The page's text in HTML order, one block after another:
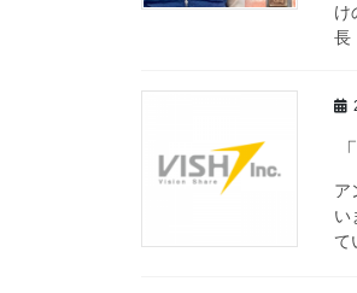
け
長
ア
い
て